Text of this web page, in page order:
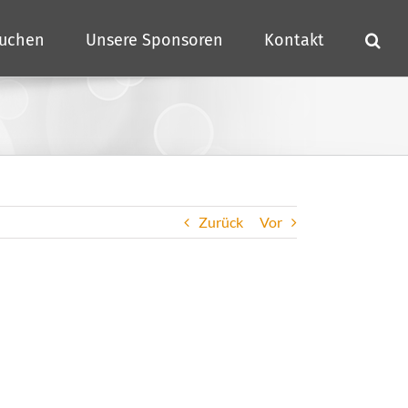
Unsere Sponsoren Kontakt
Zurück Vor